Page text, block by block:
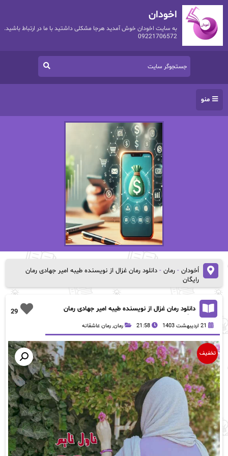
اخودان
به سایت اخودان خوش آمدید هرجا مشکلی داشتید با ما در ارتباط باشید.
09221706572
منو
اُخودان- رمان- دانلود رمان غزال از نویسنده طیبه امیر جهادی رمان
رایگان
29
دانلود رمان غزال از نویسنده طیبه امیر جهادی رمان
21 اردیبهشت 1403 21:58 رمان, رمان عاشقانه
تخفیف